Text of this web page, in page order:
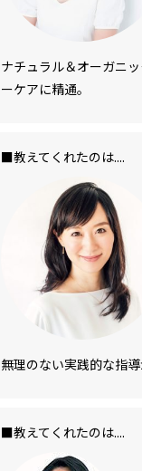
ナチュラル＆オーガニ
ーケアに精通。
■教えてくれたのは....
無理のない実践的な指
■教えてくれたのは....